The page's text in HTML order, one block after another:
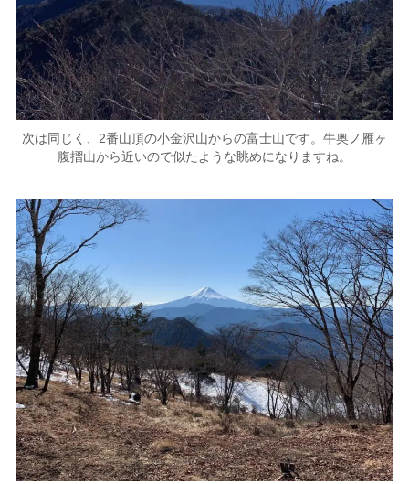
次は同じく、2番山頂の小金沢山からの富士山です。 牛奥ノ雁ヶ
腹摺山から近いので似たような眺めになりますね。